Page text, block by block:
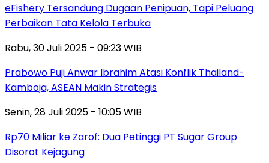
eFishery Tersandung Dugaan Penipuan, Tapi Peluang
Perbaikan Tata Kelola Terbuka
Rabu, 30 Juli 2025 - 09:23 WIB
Prabowo Puji Anwar Ibrahim Atasi Konflik Thailand-
Kamboja, ASEAN Makin Strategis
Senin, 28 Juli 2025 - 10:05 WIB
Rp70 Miliar ke Zarof: Dua Petinggi PT Sugar Group
Disorot Kejagung